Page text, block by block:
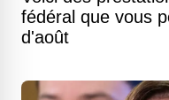
fédéral que vous
d'août